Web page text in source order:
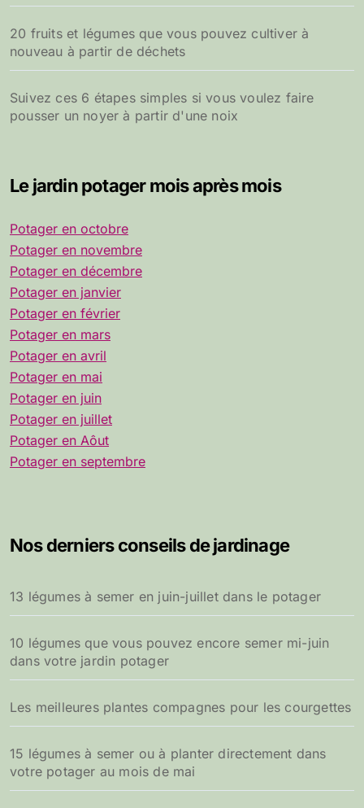
20 fruits et légumes que vous pouvez cultiver à
nouveau à partir de déchets
Suivez ces 6 étapes simples si vous voulez faire
pousser un noyer à partir d'une noix
Le jardin potager mois après mois
Potager en octobre
Potager en novembre
Potager en décembre
Potager en janvier
Potager en février
Potager en mars
Potager en avril
Potager en mai
Potager en juin
Potager en juillet
Potager en Aôut
Potager en septembre
Nos derniers conseils de jardinage
13 légumes à semer en juin-juillet dans le potager
10 légumes que vous pouvez encore semer mi-juin
dans votre jardin potager
Les meilleures plantes compagnes pour les courgettes
15 légumes à semer ou à planter directement dans
votre potager au mois de mai